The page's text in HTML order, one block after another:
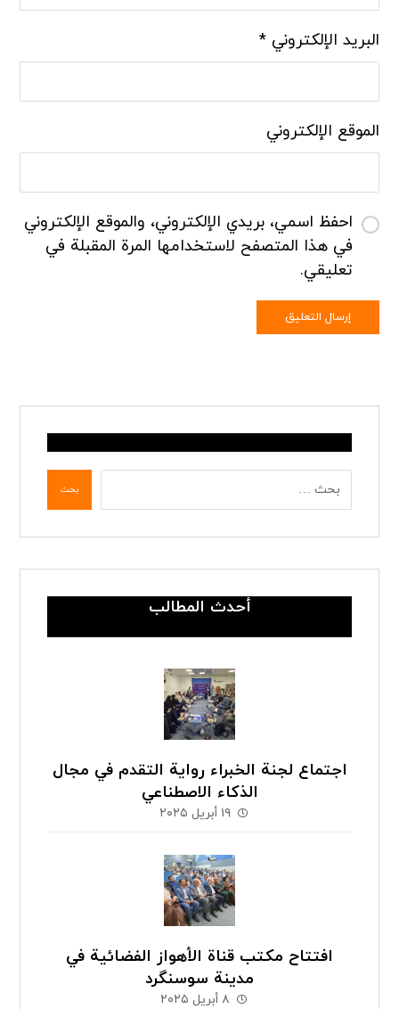
البريد الإلكتروني*
الموقع الإلكتروني
احفظ اسمي، بريدي الإلكتروني، والموقع الإلكتروني
في هذا المتصفح لاستخدامها المرة المقبلة في
تعليقي.
إرسال التعليق
بحث
أحدث المطالب
اجتماع لجنة الخبراء رواية التقدم في مجال
الذكاء الاصطناعي
١٩ أبريل ٢٠٢٥
افتتاح مكتب قناة الأهواز الفضائية في
مدينة سوسنگرد
٨ أبريل ٢٠٢٥